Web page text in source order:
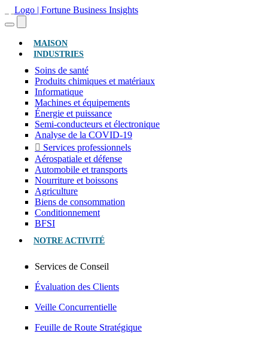
MAISON(ACTUEL)
INDUSTRIES
Soins de santé
Produits chimiques et matériaux
Informatique
Machines et équipements
Énergie et puissance
Semi-conducteurs et électronique
Analyse de la COVID-19
Services professionnels
Aérospatiale et défense
Automobile et transports
Nourriture et boissons
Agriculture
Biens de consommation
Conditionnement
BFSI
NOTRE ACTIVITÉ
Services de Conseil
Évaluation des Clients
Veille Concurrentielle
Feuille de Route Stratégique